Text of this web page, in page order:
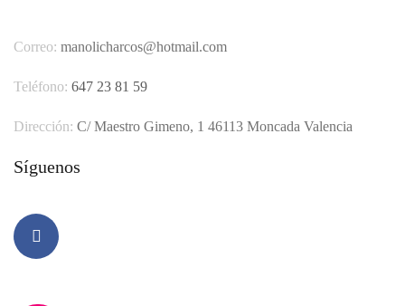
Correo: manolicharcos@hotmail.com
Teléfono: 647 23 81 59
Dirección: C/ Maestro Gimeno, 1 46113 Moncada Valencia
Síguenos